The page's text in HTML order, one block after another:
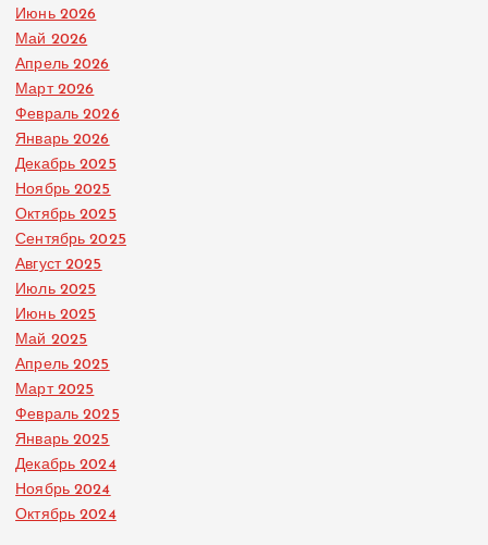
Июнь 2026
Май 2026
Апрель 2026
Март 2026
Февраль 2026
Январь 2026
Декабрь 2025
Ноябрь 2025
Октябрь 2025
Сентябрь 2025
Август 2025
Июль 2025
Июнь 2025
Май 2025
Апрель 2025
Март 2025
Февраль 2025
Январь 2025
Декабрь 2024
Ноябрь 2024
Октябрь 2024